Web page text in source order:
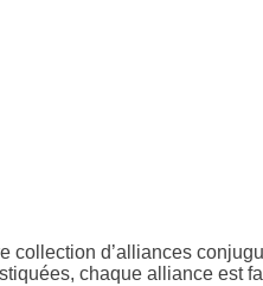
d’alliances
chaque alliance est